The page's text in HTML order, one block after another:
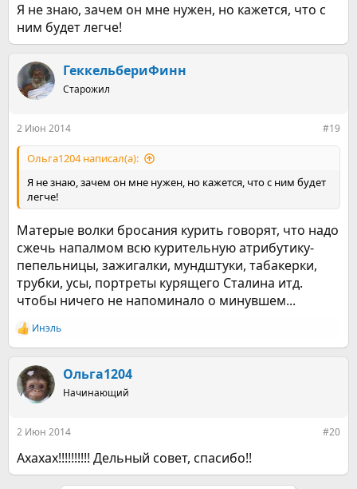
Я не знаю, зачем он мне нужен, но кажется, что с
ним будет легче!
ГеккельбериФинн
Старожил
2 Июн 2014 #19
Ольга1204 написал(а):
Я не знаю, зачем он мне нужен, но кажется, что с ним будет
легче!
Матерые волки бросания курить говорят, что надо
сжечь напалмом всю курительную атрибутику-
пепельницы, зажигалки, мундштуки, табакерки,
трубки, усы, портреты курящего Сталина итд.
чтобы ничего не напоминало о минувшем...
Р
е
к
ц
и
Инэль
Ольга1204
Начинающий
2 Июн 2014 #20
Ахахах!!!!!!!!!! Дельный совет, спасибо!!